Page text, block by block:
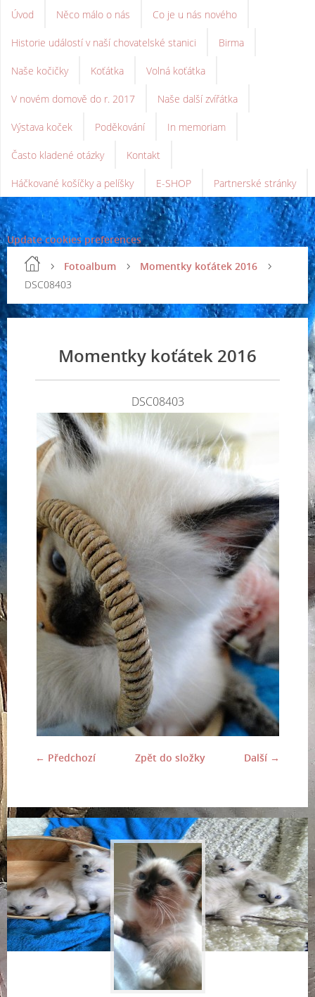
Úvod Něco málo o nás Co je u nás nového
Historie událostí v naší chovatelské stanici Birma
Naše kočičky Koťátka Volná koťátka
V novém domově do r. 2017 Naše další zvířátka
Výstava koček Poděkování In memoriam
Často kladené otázky Kontakt
Háčkované košíčky a pelíšky E-SHOP Partnerské stránky
Update cookies preferences
Fotoalbum
Momentky koťátek 2016
DSC08403
Momentky koťátek 2016
DSC08403
← Předchozí Další →
Zpět do složky